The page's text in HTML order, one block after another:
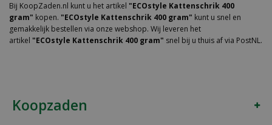
Bij KoopZaden.nl kunt u het artikel "ECOstyle Kattenschrik 400
gram" kopen. "ECOstyle Kattenschrik 400 gram" kunt u snel en
gemakkelijk bestellen via onze webshop. Wij leveren het
artikel "ECOstyle Kattenschrik 400 gram" snel bij u thuis af via PostNL.
Koopzaden